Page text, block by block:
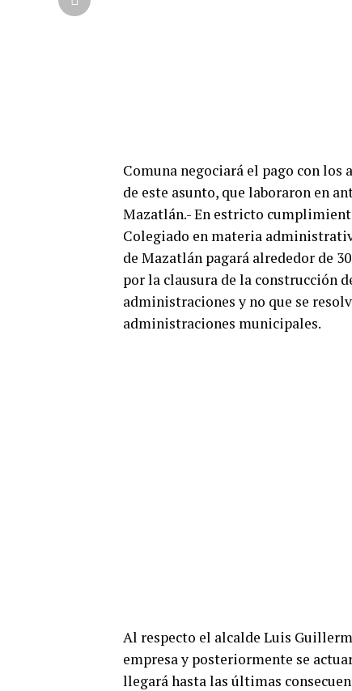
Comuna negociará el pago con los
de este asunto, que laboraron en
Mazatlán.- En estricto
Colegiado en materia
de Mazatlán pagará alrededor de
por la clausura de la construcción
administraciones y no que se
administraciones municipales.
Al respecto el alcalde Luis
empresa y posteriormente se
llegará hasta las últimas